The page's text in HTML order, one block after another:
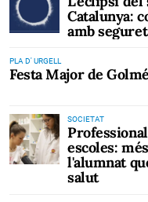
Catalunya:
amb
PLA D' URGELL
Festa Major de
SOCIETAT
escoles:
l'alumnat
salut